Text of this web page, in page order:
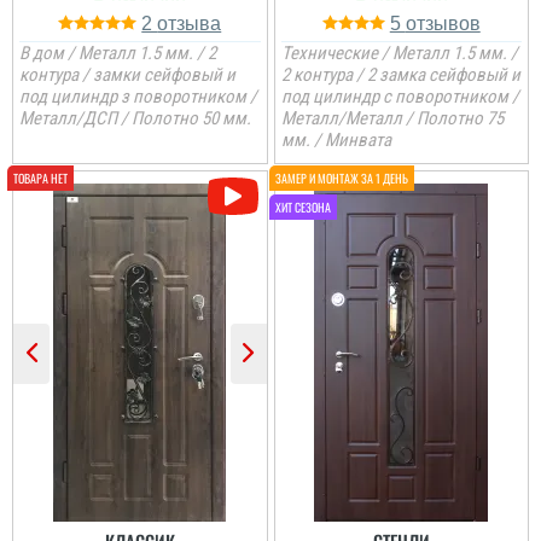
ВАЛЕНТИН
Пользователь не
оставил комментариев
2
В дом / Металл 1.5 мм. / 2
контура / замки сейфовый и
под цилиндр з поворотником /
Металл/ДСП / Полотно 50 мм.
5
Технические / Металл 1.5 мм. /
2 контура / 2 замка сейфовый и
под цилиндр с поворотником /
Металл/Металл / Полотно 75
мм. / Минвата